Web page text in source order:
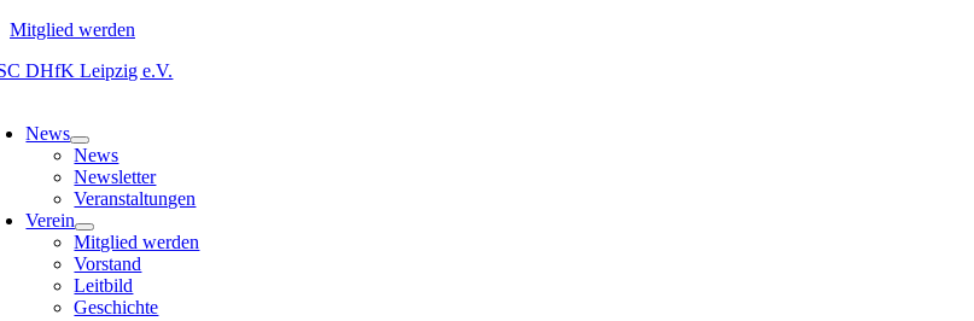
Mitglied werden
Zum
News
News
Newsletter
Veranstaltungen
Verein
Mitglied werden
Vorstand
Leitbild
Geschichte